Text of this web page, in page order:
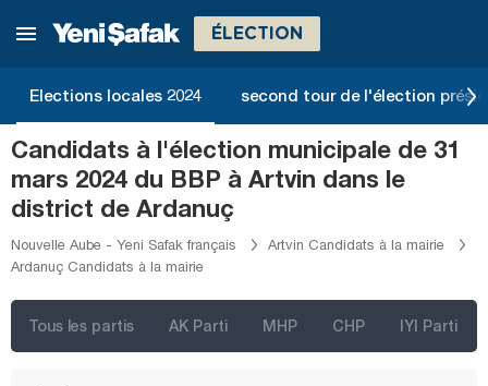
ÉLECTION
Elections locales 2024 second tour de l'élection
Candidats à l'élection municipale de 31
mars 2024 du BBP à Artvin dans le
district de Ardanuç
Nouvelle Aube - Yeni Safak français
Artvin Candidats à la mairie
Ardanuç Candidats à la mairie
Tous les partis AK Parti MHP CHP IYI Parti
Izmir
Adıyaman
Afyonkarahisar
Ağrı
Aksaray
Amasya
Ardahan